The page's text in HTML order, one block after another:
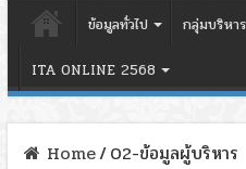
ข้อมูลทั่วไป กลุ่มบริหา
ITA ONLINE 2568
Home/02-ข้อมูลผู้บริหาร